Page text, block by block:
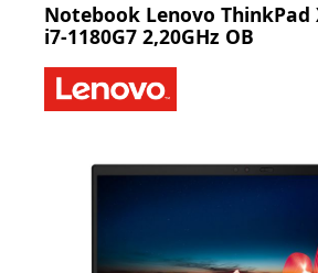
Notebook Lenovo ThinkPad
i7-1180G7 2,20GHz OB
Bildergalerie überspringen